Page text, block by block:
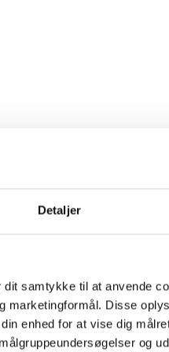
Detaljer
dit samtykke til at anvende
marketingformål. Disse
enhed for at vise dig
og